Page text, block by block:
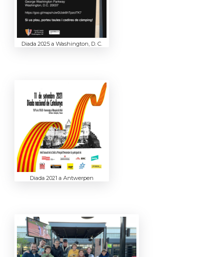
Diada 2025 a Washington, D. C.
Diada 2021 a Antwerpen